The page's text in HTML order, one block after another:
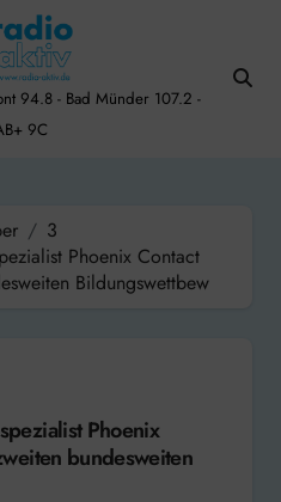
94.8 - Bad Münder 107.2 -
9C
3
Phoenix Contact
Bildungswettbew
Phoenix
bundesweiten